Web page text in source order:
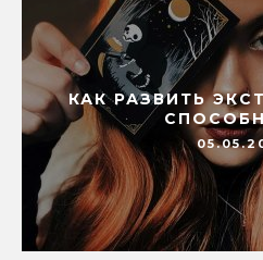
КАК РАЗВИТЬ